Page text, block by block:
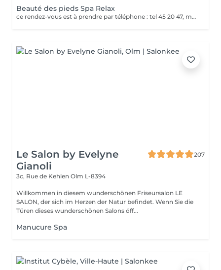
Beauté des pieds Spa Relax
ce rendez-vous est à prendre par téléphone : tel 45 20 47, merci
Le Salon by Evelyne
Gianoli
207
3c, Rue de Kehlen Olm L-8394
Willkommen in diesem wunderschönen Friseursalon LE
SALON, der sich im Herzen der Natur befindet. Wenn Sie die
Türen dieses wunderschönen Salons öff...
Manucure Spa